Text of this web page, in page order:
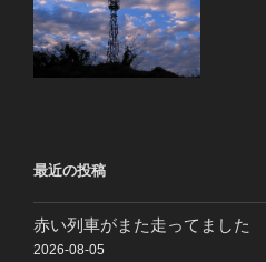
最近の投稿
赤い列車がまた走ってました
2026-08-05